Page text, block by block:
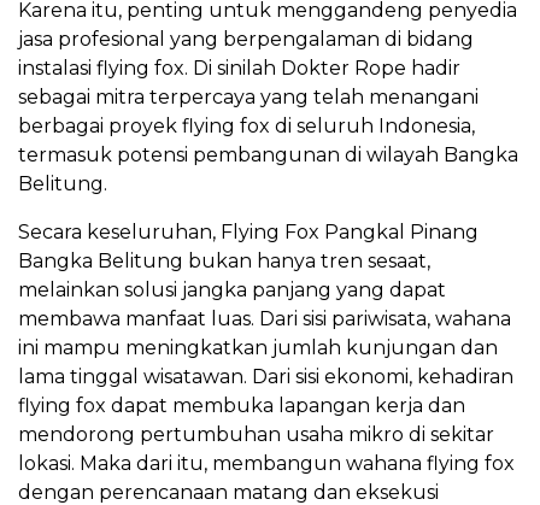
Karena itu, penting untuk menggandeng penyedia
jasa profesional yang berpengalaman di bidang
instalasi flying fox. Di sinilah Dokter Rope hadir
sebagai mitra terpercaya yang telah menangani
berbagai proyek flying fox di seluruh Indonesia,
termasuk potensi pembangunan di wilayah Bangka
Belitung.
Secara keseluruhan, Flying Fox Pangkal Pinang
Bangka Belitung bukan hanya tren sesaat,
melainkan solusi jangka panjang yang dapat
membawa manfaat luas. Dari sisi pariwisata, wahana
ini mampu meningkatkan jumlah kunjungan dan
lama tinggal wisatawan. Dari sisi ekonomi, kehadiran
flying fox dapat membuka lapangan kerja dan
mendorong pertumbuhan usaha mikro di sekitar
lokasi. Maka dari itu, membangun wahana flying fox
dengan perencanaan matang dan eksekusi